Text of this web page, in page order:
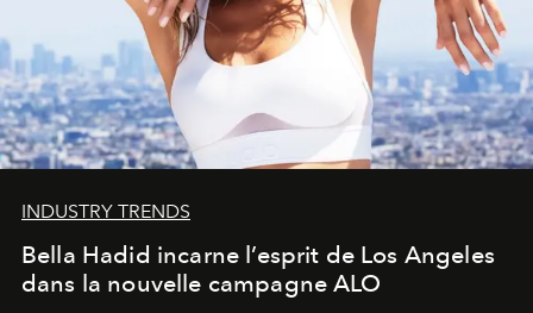
INDUSTRY TRENDS
Bella Hadid incarne l’esprit de Los Angeles
dans la nouvelle campagne ALO